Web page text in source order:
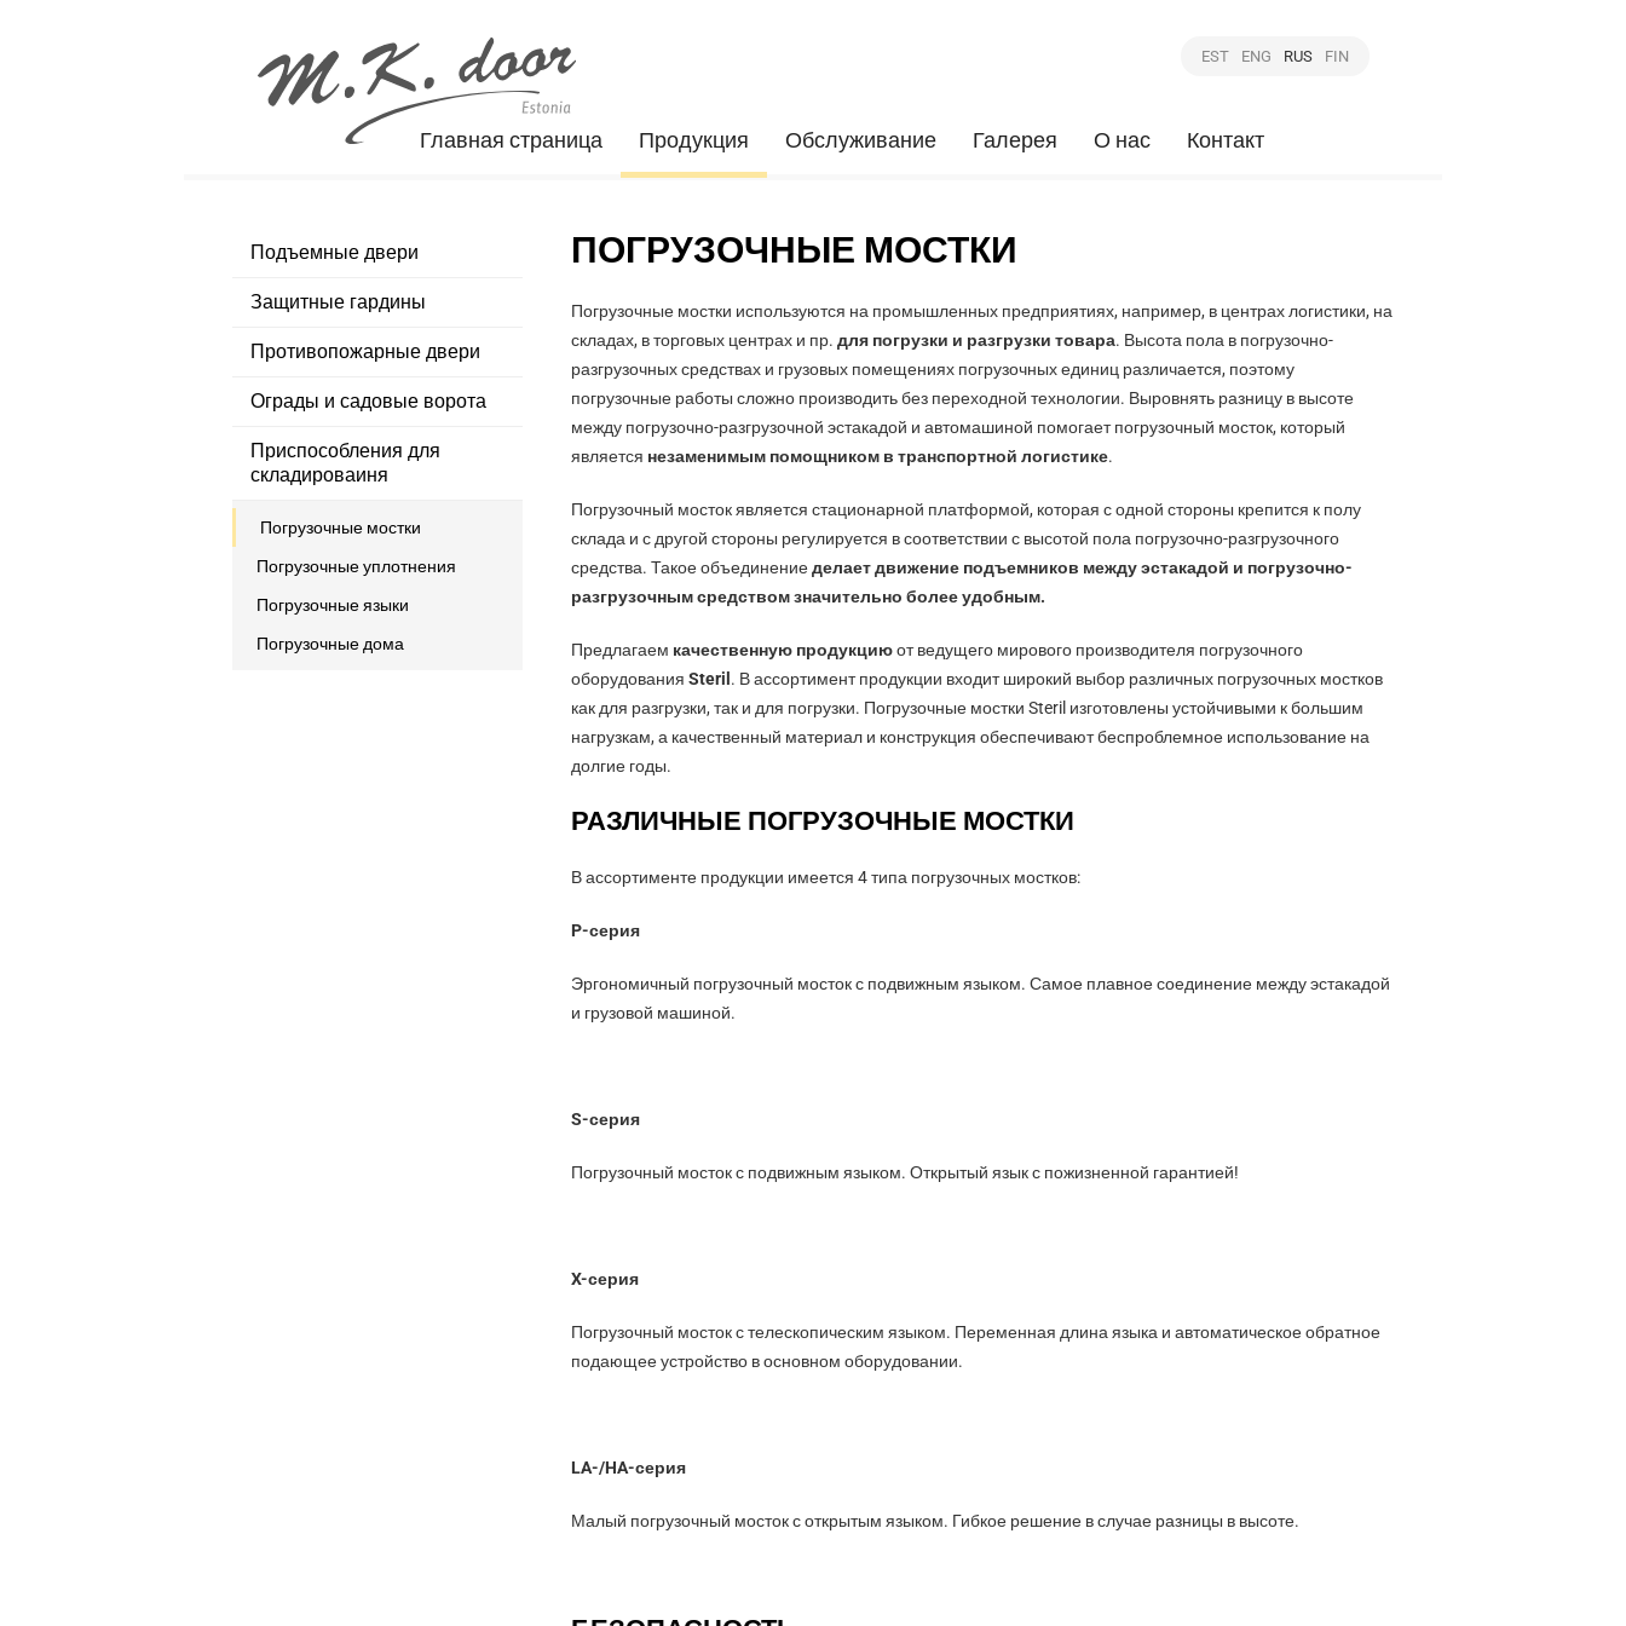
EST ENG RUS FIN
Главная страница Продукция Обслуживание Галерея О нас Контакт
Подъемные двери
Защитные гардины
Противопожарные двери
Ограды и садовые ворота
Приспособления для
складироваиня
Погрузочные мостки
Погрузочные уплотнения
Погрузочные языки
Погрузочные дома
ПОГРУЗОЧНЫЕ МОСТКИ
Погрузочные мостки используются на промышленных предприятиях, например, в центрах логистики, на
складах, в торговых центрах и пр. для погрузки и разгрузки товара. Высота пола в погрузочно-
разгрузочных средствах и грузовых помещениях погрузочных единиц различается, поэтому
погрузочные работы сложно производить без переходной технологии. Выровнять разницу в высоте
между погрузочно-разгрузочной эстакадой и автомашиной помогает погрузочный мосток, который
является незаменимым помощником в транспортной логистике.
Погрузочный мосток является стационарной платформой, которая с одной стороны крепится к полу
склада и с другой стороны регулируется в соответствии с высотой пола погрузочно-разгрузочного
средства. Такое объединениеделает движение подъемников между эстакадой и погрузочно-
разгрузочным средством значительно более удобным.
Предлагаем качественную продукциюот ведущего мирового производителя погрузочного
оборудования Steril . В ассортимент продукции входит широкий выбор различных погрузочных мостков
как для разгрузки, так и для погрузки. Погрузочные мостки Steril изготовлены устойчивыми к большим
нагрузкам, а качественный материал и конструкция обеспечивают беспроблемное использование на
долгие годы.
РАЗЛИЧНЫЕ ПОГРУЗОЧНЫЕ МОСТКИ
В ассортименте продукции имеется 4 типа погрузочных мостков:
P-серия
Эргономичный погрузочный мосток с подвижным языком. Самое плавное соединение между эстакадой
и грузовой машиной.
S-серия
Погрузочный мосток с подвижным языком. Открытый язык с пожизненной гарантией!
X-серия
Погрузочный мосток с телескопическим языком. Переменная длина языка и автоматическое обратное
подающее устройство в основном оборудовании.
LA-/HA-серия
Малый погрузочный мосток с открытым языком. Гибкое решение в случае разницы в высоте.